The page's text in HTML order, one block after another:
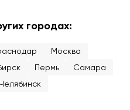
городах:
Москва
Пермь
Самара
Челябинск